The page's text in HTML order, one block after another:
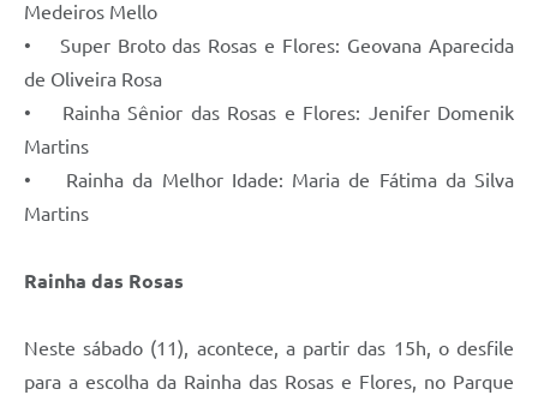
Medeiros Mello
• Super Broto das Rosas e Flores: Geovana Aparecida
de Oliveira Rosa
• Rainha Sênior das Rosas e Flores: Jenifer Domenik
Martins
• Rainha da Melhor Idade: Maria de Fátima da Silva
Martins
Rainha das Rosas
Neste sábado (11), acontece, a partir das 15h, o desfile
para a escolha da Rainha das Rosas e Flores, no Parque